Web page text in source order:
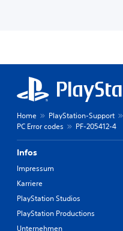
Home PlayStation-Support
PC Error codes
PF-205412-4
Infos
Impressum
Karriere
PlayStation Studios
PlayStation Productions
Unternehmen